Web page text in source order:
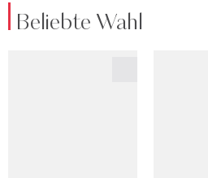
Beliebte Wahl